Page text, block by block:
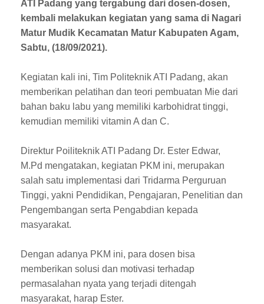
ATI Padang yang tergabung dari dosen-dosen,
kembali melakukan kegiatan yang sama di Nagari
Matur Mudik Kecamatan Matur Kabupaten Agam,
Sabtu, (18/09/2021).
Kegiatan kali ini, Tim Politeknik ATI Padang, akan
memberikan pelatihan dan teori pembuatan Mie dari
bahan baku labu yang memiliki karbohidrat tinggi,
kemudian memiliki vitamin A dan C.
Direktur Poiliteknik ATI Padang Dr. Ester Edwar,
M.Pd mengatakan, kegiatan PKM ini, merupakan
salah satu implementasi dari Tridarma Perguruan
Tinggi, yakni Pendidikan, Pengajaran, Penelitian dan
Pengembangan serta Pengabdian kepada
masyarakat.
Dengan adanya PKM ini, para dosen bisa
memberikan solusi dan motivasi terhadap
permasalahan nyata yang terjadi ditengah
masyarakat, harap Ester.